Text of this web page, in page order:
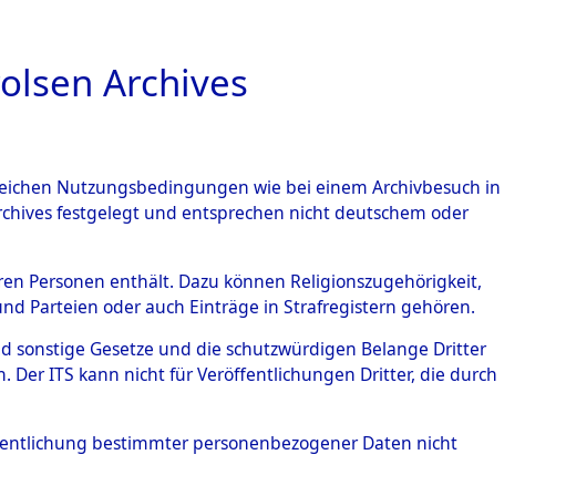
BILD
- Wehrden→0002
Archives
Nutzungsbedingungen wie bei einem Archivbesuch in
festgelegt und entsprechen nicht deutschem oder
Personen enthält. Dazu können Religionszugehörigkeit,
Parteien oder auch Einträge in Strafregistern gehören.
sonstige Gesetze und die schutzwürdigen Belange Dritter
ITS kann nicht für Veröffentlichungen Dritter, die durch
bestimmter personenbezogener Daten nicht